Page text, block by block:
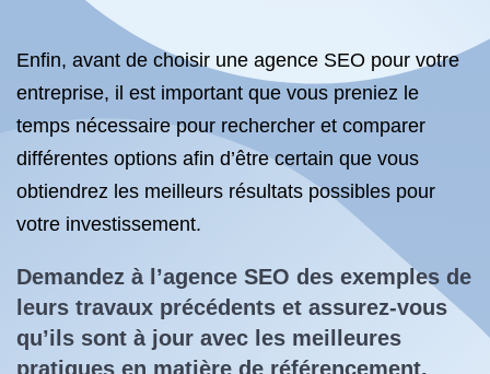
Enfin, avant de choisir une agence SEO pour votre
entreprise, il est important que vous preniez le
temps nécessaire pour rechercher et comparer
différentes options afin d’être certain que vous
obtiendrez les meilleurs résultats possibles pour
votre investissement.
Demandez à l’agence SEO des exemples de
leurs travaux précédents et assurez-vous
qu’ils sont à jour avec les meilleures
pratiques en matière de référencement.